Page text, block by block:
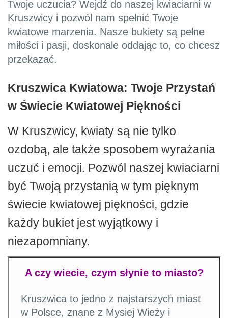
Twoje uczucia? Wejdź do naszej kwiaciarni w
Kruszwicy i pozwól nam spełnić Twoje
kwiatowe marzenia. Nasze bukiety są pełne
miłości i pasji, doskonale oddając to, co chcesz
przekazać.
Kruszwica Kwiatowa: Twoje Przystań
w Świecie Kwiatowej Piękności
W Kruszwicy, kwiaty są nie tylko
ozdobą, ale także sposobem wyrażania
uczuć i emocji. Pozwól naszej kwiaciarni
być Twoją przystanią w tym pięknym
świecie kwiatowej piękności, gdzie
każdy bukiet jest wyjątkowy i
niezapomniany.
A czy wiecie, czym słynie to miasto?
Kruszwica to jedno z najstarszych miast
w Polsce, znane z Mysiej Wieży i